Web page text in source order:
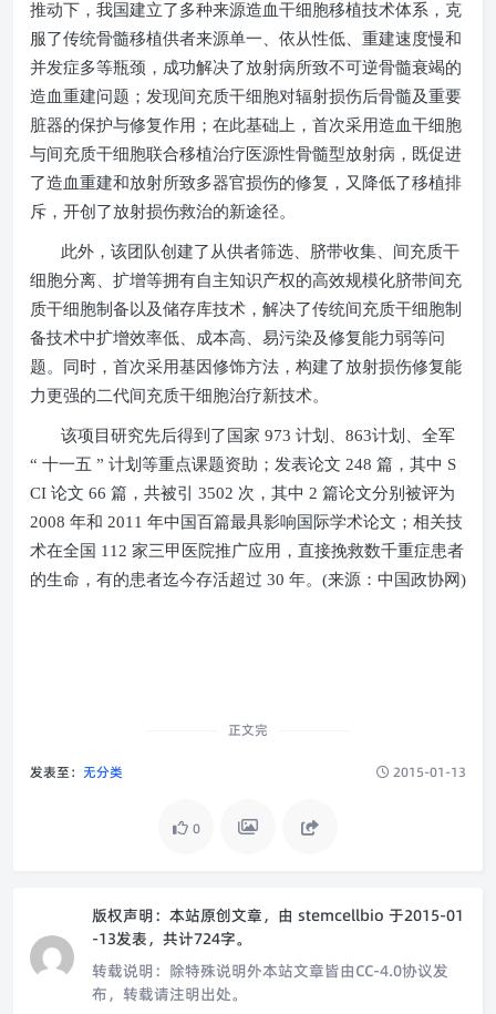
推动下，我国建立了多种来源造血干细胞移植技术体系，克
服了传统骨髓移植供者来源单一、依从性低、重建速度慢和
并发症多等瓶颈，成功解决了放射病所致不可逆骨髓衰竭的
造血重建问题；发现间充质干细胞对辐射损伤后骨髓及重要
脏器的保护与修复作用；在此基础上，首次采用造血干细胞
与间充质干细胞联合移植治疗医源性骨髓型放射病，既促进
了造血重建和放射所致多器官损伤的修复，又降低了移植排
斥，开创了放射损伤救治的新途径。
此外，该团队创建了从供者筛选、脐带收集、间充质干
细胞分离、扩增等拥有自主知识产权的高效规模化脐带间充
质干细胞制备以及储存库技术，解决了传统间充质干细胞制
备技术中扩增效率低、成本高、易污染及修复能力弱等问
题。同时，首次采用基因修饰方法，构建了放射损伤修复能
力更强的二代间充质干细胞治疗新技术。
该项目研究先后得到了国家 973 计划、 863计划、全军
“ 十一五 ” 计划等重点课题资助；发表论文 248 篇，其中 S
CI 论文 66 篇，共被引 3502 次，其中 2 篇论文分别被评为
2008 年和 2011 年中国百篇最具影响国际学术论文；相关技
术在全国 112 家三甲医院推广应用，直接挽救数千重症患者
的生命，有的患者迄今存活超过 30 年。 (来源：中国政协网)
正文完
发表至： 无分类 2015-01-13
0
版权声明： 本站原创文章，由 stemcellbio 于2015-01
-13发表，共计724字。
转载说明： 除特殊说明外本站文章皆由CC-4.0协议发
布，转载请注明出处。